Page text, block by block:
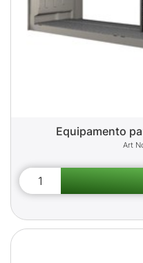
Equipamento